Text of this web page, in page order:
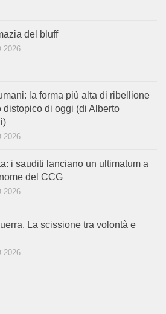
del bluff
2026
la forma più alta di ribellione
distopico di oggi (di Alberto
2026
i sauditi lanciano un ultimatum a
del CCG
2026
La scissione tra volontà e
2026